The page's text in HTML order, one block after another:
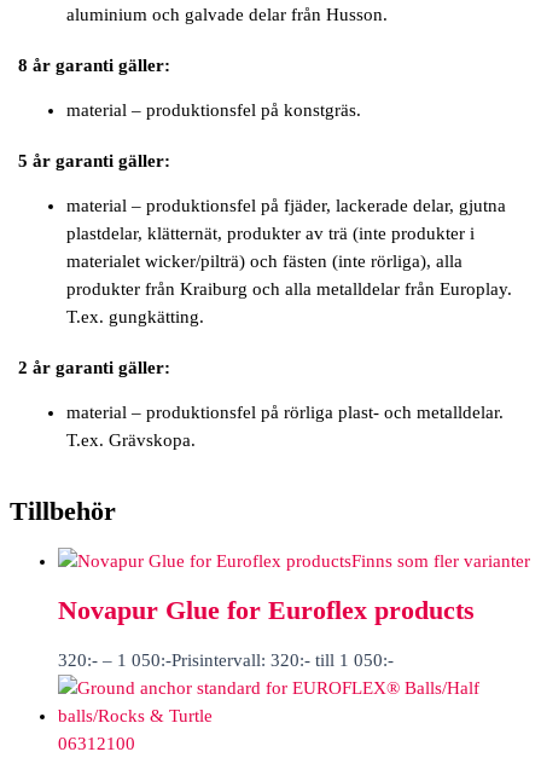
aluminium och galvade delar från Husson.
8 år garanti gäller:
material – produktionsfel på konstgräs.
5 år garanti gäller:
material – produktionsfel på fjäder, lackerade delar, gjutna
plastdelar, klätternät, produkter av trä (inte produkter i
materialet wicker/pilträ) och fästen (inte rörliga), alla
produkter från Kraiburg och alla metalldelar från Europlay.
T.ex. gungkätting.
2 år garanti gäller:
material – produktionsfel på rörliga plast- och metalldelar.
T.ex. Grävskopa.
Tillbehör
Finns som fler varianter
Novapur Glue for Euroflex products
320:- – 1 050:-Prisintervall: 320:- till 1 050:-
06312100